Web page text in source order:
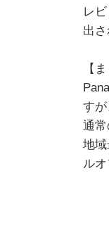
レ
出
【
すが
通常
地
ル